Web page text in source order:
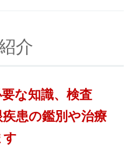
介
な知識、検査
患の鑑別や治療
す